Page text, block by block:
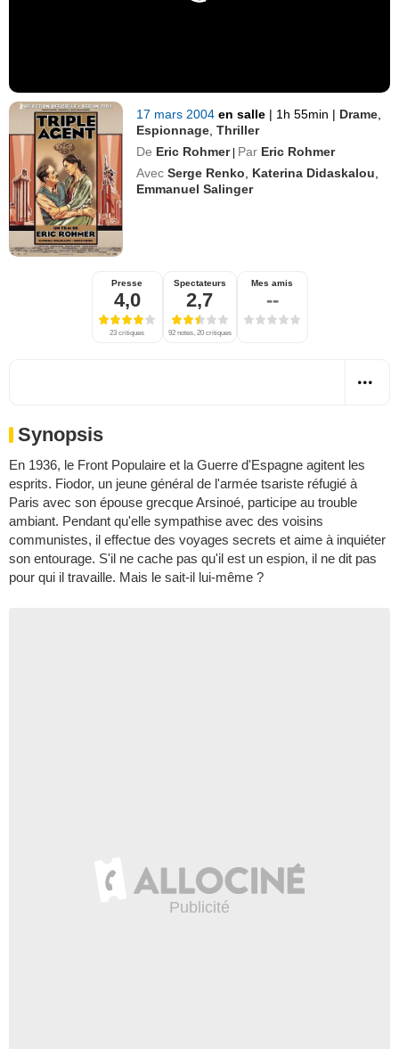
17 mars 2004en salle | 1h 55min | Drame
Espionnage ,Thriller
De Eric Rohmer | Par Eric Rohmer
Avec Serge Renko Katerina Didaskalou
Emmanuel Salinger
Presse
4,0
23 critiques
Spectateurs
2,7
92 notes, 20 critiques
Mes amis
--
Synopsis
En 1936, le Front Populaire et la Guerre d'Espagne agitent les
esprits. Fiodor, un jeune général de l'armée tsariste réfugié à
Paris avec son épouse grecque Arsinoé, participe au trouble
ambiant. Pendant qu'elle sympathise avec des voisins
communistes, il effectue des voyages secrets et aime à inquiéter
son entourage. S'il ne cache pas qu'il est un espion, il ne dit pas
pour qui il travaille. Mais le sait-il lui-même ?